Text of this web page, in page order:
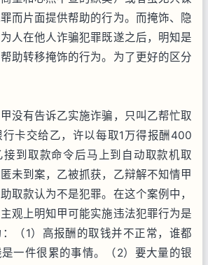
而片面提供帮助的行为。而掩饰、隐
人在他人诈骗犯罪既遂之后，明知是
助转移掩饰的行为。为了更好的区分
没有告诉乙实施诈骗，只叫乙帮忙取
卡交给乙，许以每取1万得报酬400
接到取款命令后马上到自动取款机取
未到案，乙被抓获，乙辩解不知情甲
取款认为不是犯罪。在这个案例中，
观上明知甲可能实施违法犯罪行为是
（1）高报酬的取钱并不正常，谁都
一件很累的事情。（2）要大量的银